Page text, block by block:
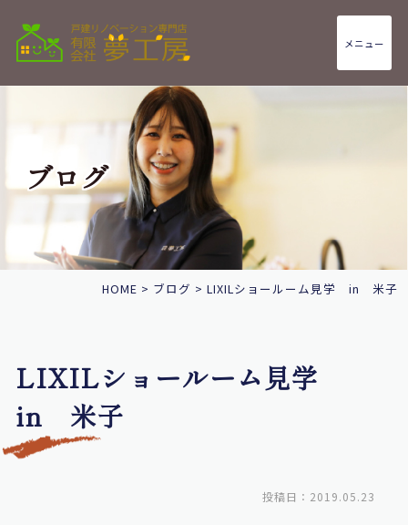
メニュー
ブログ
HOME > ブログ > LIXILショールーム見学 in 米子
LIXILショールーム見学
in 米子
投稿日：2019.05.23